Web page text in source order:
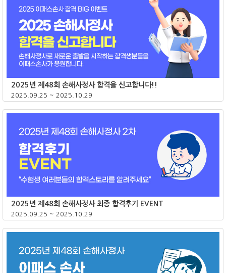
2025년 제48회 손해사정사 합격을 신고합니다!!
2025.09.25 ~ 2025.10.29
2025년 제48회 손해사정사 최종 합격후기 EVENT
2025.09.25 ~ 2025.10.29